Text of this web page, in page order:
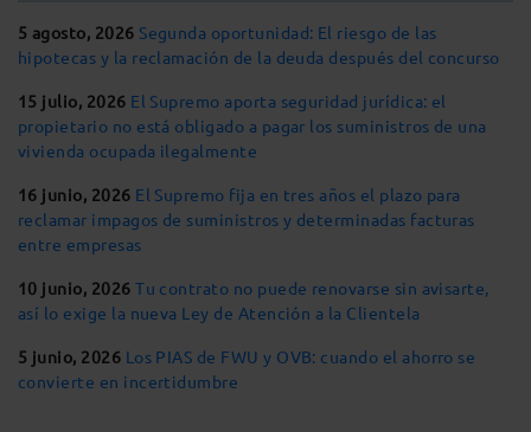
5 agosto, 2026 Segunda oportunidad: El riesgo de las
hipotecas y la reclamación de la deuda después del concurso
15 julio, 2026 El Supremo aporta seguridad jurídica: el
propietario no está obligado a pagar los suministros de una
vivienda ocupada ilegalmente
16 junio, 2026 El Supremo fija en tres años el plazo para
reclamar impagos de suministros y determinadas facturas
entre empresas
10 junio, 2026 Tu contrato no puede renovarse sin avisarte,
así lo exige la nueva Ley de Atención a la Clientela
5 junio, 2026 Los PIAS de FWU y OVB: cuando el ahorro se
convierte en incertidumbre